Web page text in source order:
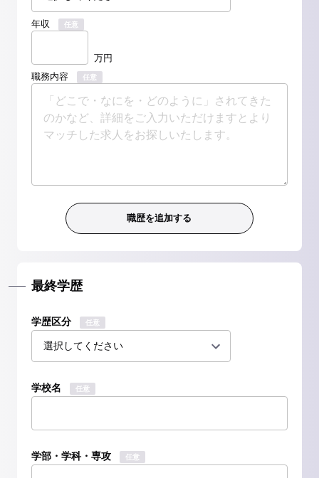
年収 任意
万円
職務内容
任意
最終学歴
学歴区分 任意
学校名 任意
学部・学科・専攻 任意